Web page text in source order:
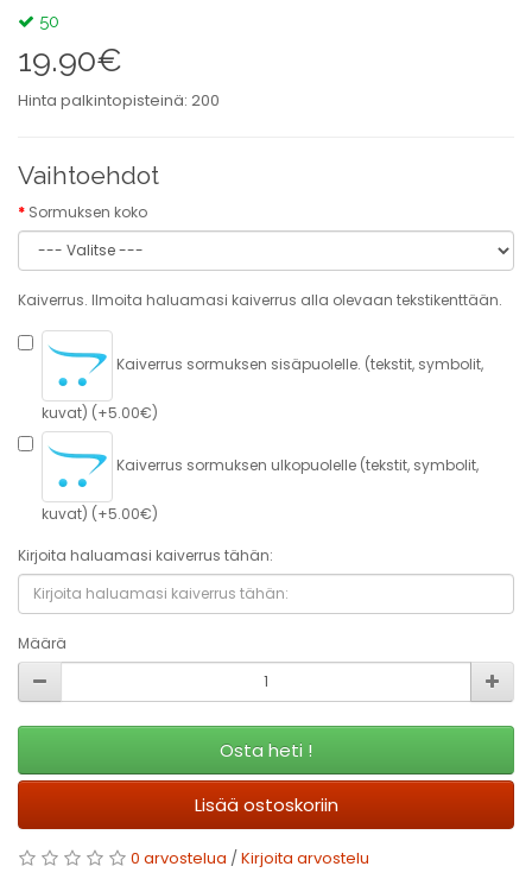
50
19.90€
Hinta palkintopisteinä: 200
Vaihtoehdot
Sormuksen koko
Kaiverrus. Ilmoita haluamasi kaiverrus alla olevaan tekstikenttään.
Kaiverrus sormuksen sisäpuolelle. (tekstit, symbolit,
kuvat) (+5.00€)
Kaiverrus sormuksen ulkopuolelle (tekstit, symbolit,
kuvat) (+5.00€)
Kirjoita haluamasi kaiverrus tähän:
Määrä
Osta heti !
Lisää ostoskoriin
0 arvostelua /Kirjoita arvostelu